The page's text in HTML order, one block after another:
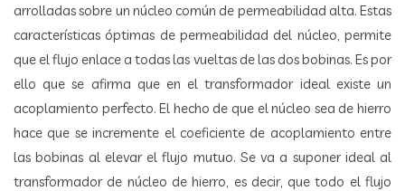
arrolladas sobre un núcleo común de permeabilidad alta. Estas
características óptimas de permeabilidad del núcleo, permite
que el flujo enlace a todas las vueltas de las dos bobinas. Es por
ello que se afirma que en el transformador ideal existe un
acoplamiento perfecto. El hecho de que el núcleo sea de hierro
hace que se incremente el coeficiente de acoplamiento entre
las bobinas al elevar el flujo mutuo. Se va a suponer ideal al
transformador de núcleo de hierro, es decir, que todo el flujo